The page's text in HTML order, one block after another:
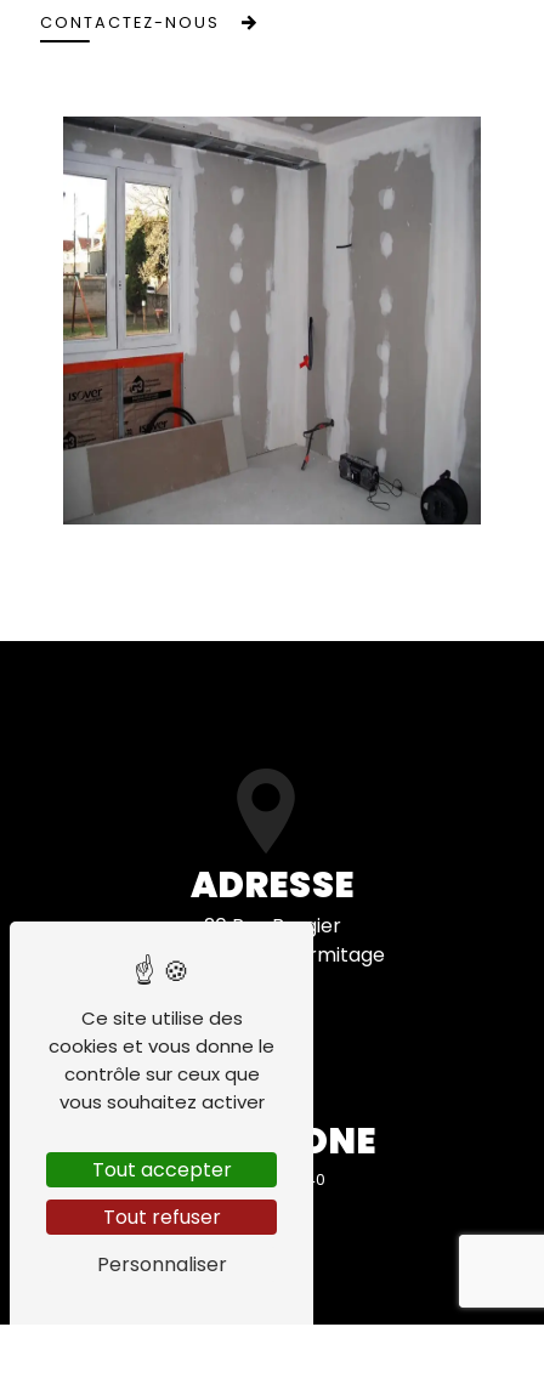
CONTACTEZ-NOUS
ADRESSE
20 Rue Bergier
26600 Tain-l'Hermitage
TÉLÉPHONE
06 84 75 91 40
Ce site utilise des
cookies et vous donne le
contrôle sur ceux que
vous souhaitez activer
Tout accepter
Tout refuser
Personnaliser